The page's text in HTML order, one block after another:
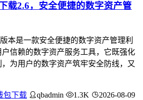
载2.6，安全便捷的数字资产管
本是一款安全便捷的数字资产管理利
信赖的数字资产服务工具，它既强化
为用户的数字资产筑牢安全防线，又
包下载 qbadmin 1.3K 2026-08-09